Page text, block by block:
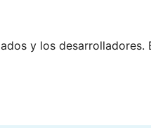
y los desarrolladores.